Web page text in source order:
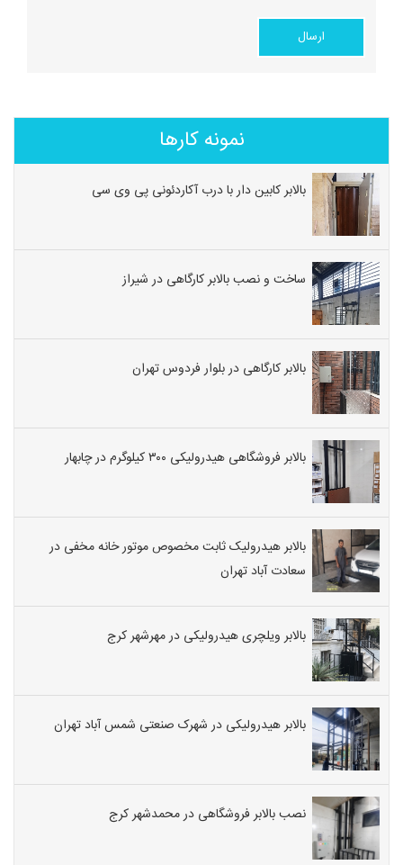
نمونه کارها
بالابر کابین دار با درب آکاردئونی پی وی سی
ساخت و نصب بالابر کارگاهی در شیراز
بالابر کارگاهی در بلوار فردوس تهران
بالابر فروشگاهی هیدرولیکی ۳۰۰ کیلوگرم در چابهار
بالابر هیدرولیک ثابت مخصوص موتور خانه مخفی در
سعادت آباد تهران
بالابر ویلچری هیدرولیکی در مهرشهر کرج
بالابر هیدرولیکی در شهرک صنعتی شمس آباد تهران
نصب بالابر فروشگاهی در محمدشهر کرج